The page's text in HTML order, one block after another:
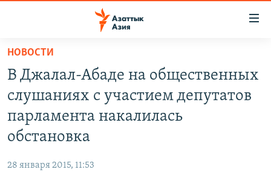
Вернуться
основному
содержанию
Вернутся
главной
Вернутся
ЦЕНТРАЛЬНАЯ АЗИЯ
УЗБЕКИСТАН
НОВОСТИ
ВОЙНА В УКРАИНЕ
НА ДРУГИХ ЯЗЫКАХ
КЫРГЫЗЧА
ПОДПИШИТЕСЬ НА НАС В СОЦСЕТЯХ
НОВОСТИ
В Джалал-Абаде на общественных
слушаниях с участием депутатов
парламента накалилась
обстановка
28 января 2015, 11:53